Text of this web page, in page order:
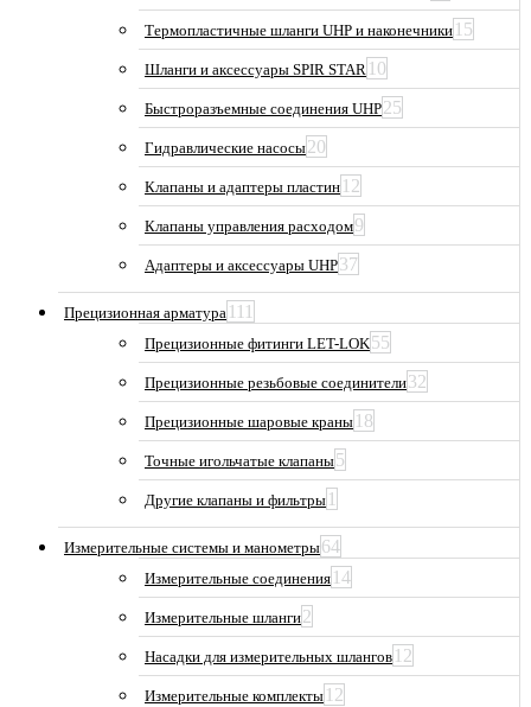
Термопластичные шланги UHP и наконечники 15
Шланги и аксессуары SPIR STAR 10
Быстроразъемные соединения UHP25
Гидравлические насосы20
Клапаны и адаптеры пластин 12
Клапаны управления расходом9
Адаптеры и аксессуары UHP37
Прецизионная арматура 111
Прецизионные фитинги LET-LOK55
Прецизионные резьбовые соединители32
Прецизионные шаровые краны 18
Точные игольчатые клапаны5
Другие клапаны и фильтры 1
Измерительные системы и манометры64
Измерительные соединения 14
Измерительные шланги2
Насадки для измерительных шлангов 12
Измерительные комплекты 12